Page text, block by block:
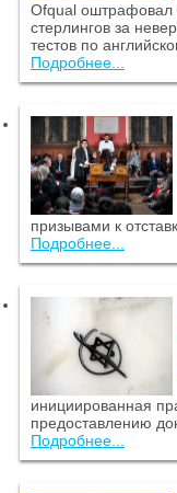
Ofqual оштрафовал
стерлингов за
тестов по
Подробнее...
призывами к
Подробнее...
инициированная
предоставлению
Подробнее...